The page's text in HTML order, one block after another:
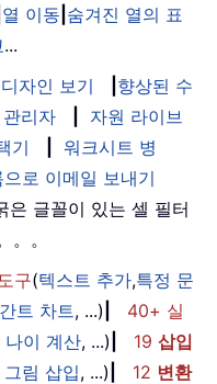
열 이동 숨겨진 열의 표
...
디자인 보기
향상된 수
리자
자원 라이브
기
워크시트 병
으로 이메일 보내기
은 글꼴이 있는 셀 필터
。
도구(텍스트 추가,특정 문
간트 차트, ...)
40+ 실
나이 계산, ...) 19 삽입
림 삽입, ...) 12 변환